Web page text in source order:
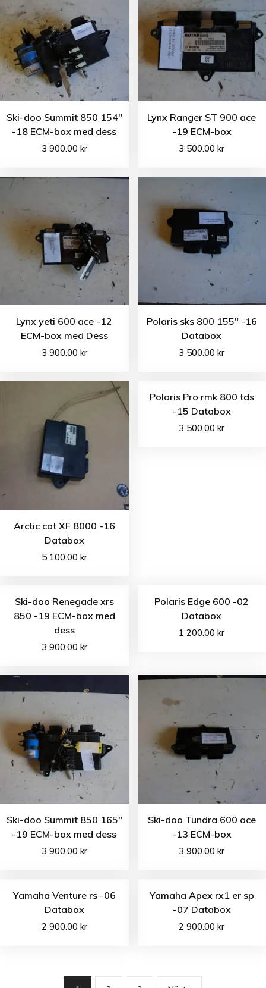
Ski-doo Summit 850 154″
-18 ECM-box med dess
3 900.00 kr
Lynx Ranger ST 900 ace
-19 ECM-box
3 500.00kr
Lynx yeti 600 ace -12
ECM-box med Dess
3 900.00 kr
Polaris sks 800 155″ -16
Databox
3 500.00kr
Arctic cat XF 8000 -16
Databox
5 100.00 kr
Polaris Pro rmk 800 tds
-15 Databox
3 500.00kr
Ski-doo Renegade xrs
850 -19 ECM-box med
dess
3 900.00 kr
Polaris Edge 600 -02
Databox
1 200.00kr
Ski-doo Summit 850 165″
-19 ECM-box med dess
3 900.00 kr
Ski-doo Tundra 600 ace
-13 ECM-box
3 900.00kr
Yamaha Venture rs -06
Databox
2 900.00 kr
Yamaha Apex rx1 er sp
-07 Databox
2 900.00kr